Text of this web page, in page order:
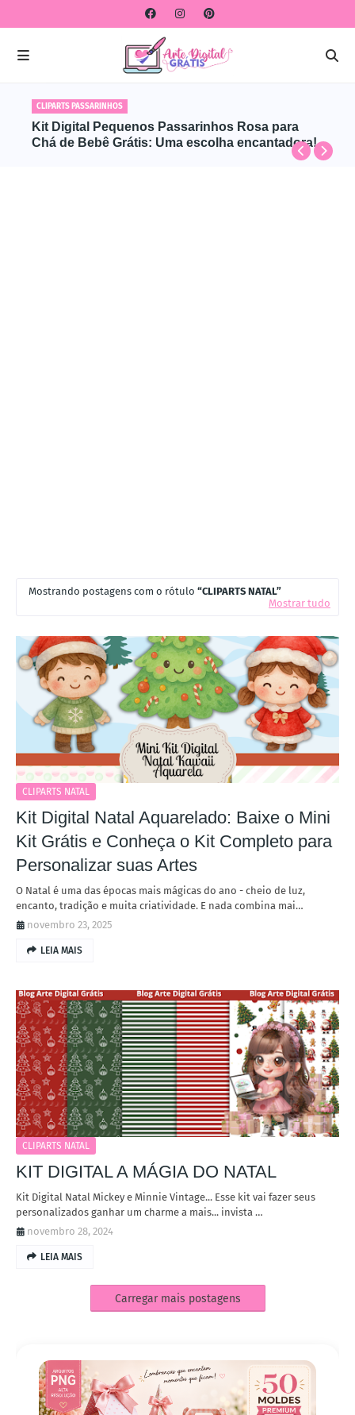
CLIPARTS PASSARINHOS
Kit Digital Pequenos Passarinhos Rosa para
Chá de Bebê Grátis: Uma escolha encantadora!
Mostrando postagens com o rótulo
CLIPARTS NATAL
Mostrar tudo
CLIPARTS NATAL
Kit Digital Natal Aquarelado: Baixe o Mini
Kit Grátis e Conheça o Kit Completo para
Personalizar suas Artes
O Natal é uma das épocas mais mágicas do ano - cheio de luz,
encanto, tradição e muita criatividade. E nada combina mai…
novembro 23, 2025
LEIA MAIS
CLIPARTS NATAL
KIT DIGITAL A MÁGIA DO NATAL
Kit Digital Natal Mickey e Minnie Vintage... Esse kit vai fazer seus
personalizados ganhar um charme a mais... invista …
novembro 28, 2024
LEIA MAIS
Carregar mais postagens